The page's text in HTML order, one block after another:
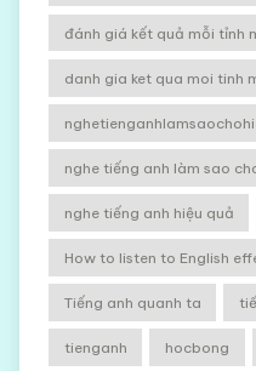
đánh giá kết quả mỗi tỉnh
danh gia ket qua moi tinh
nghe tiếng anh làm sao
nghe tiếng anh hiệu quả
How to listen to English
Tiếng anh quanh ta
tienganh hocbong